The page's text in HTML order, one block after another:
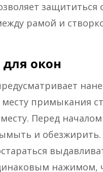
защититься
рамой и
окон
примыкания
Перед
и
нажимом,